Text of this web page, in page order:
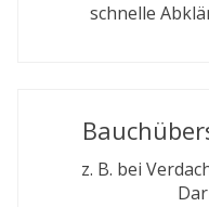
schnelle
z. B. bei